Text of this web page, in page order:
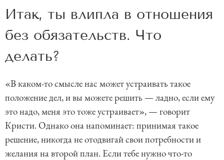
Итак, ты влипла в отношения
без обязательств. Что
делать?
«В каком-то смысле нас может устраивать такое
положение дел, и вы можете решить — ладно, если ему
это надо, меня это тоже устраивает», — говорит
Кристи. Однако она напоминает: принимая такое
решение, никогда не отодвигай свои потребности и
желания на второй план. Если тебе нужно что-то